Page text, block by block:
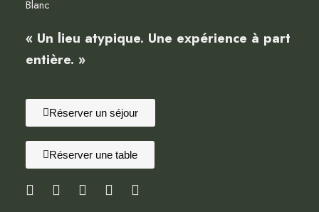
Blanc
« Un lieu atypique. Une expérience à part
entière. »
Réserver un séjour
Réserver une table